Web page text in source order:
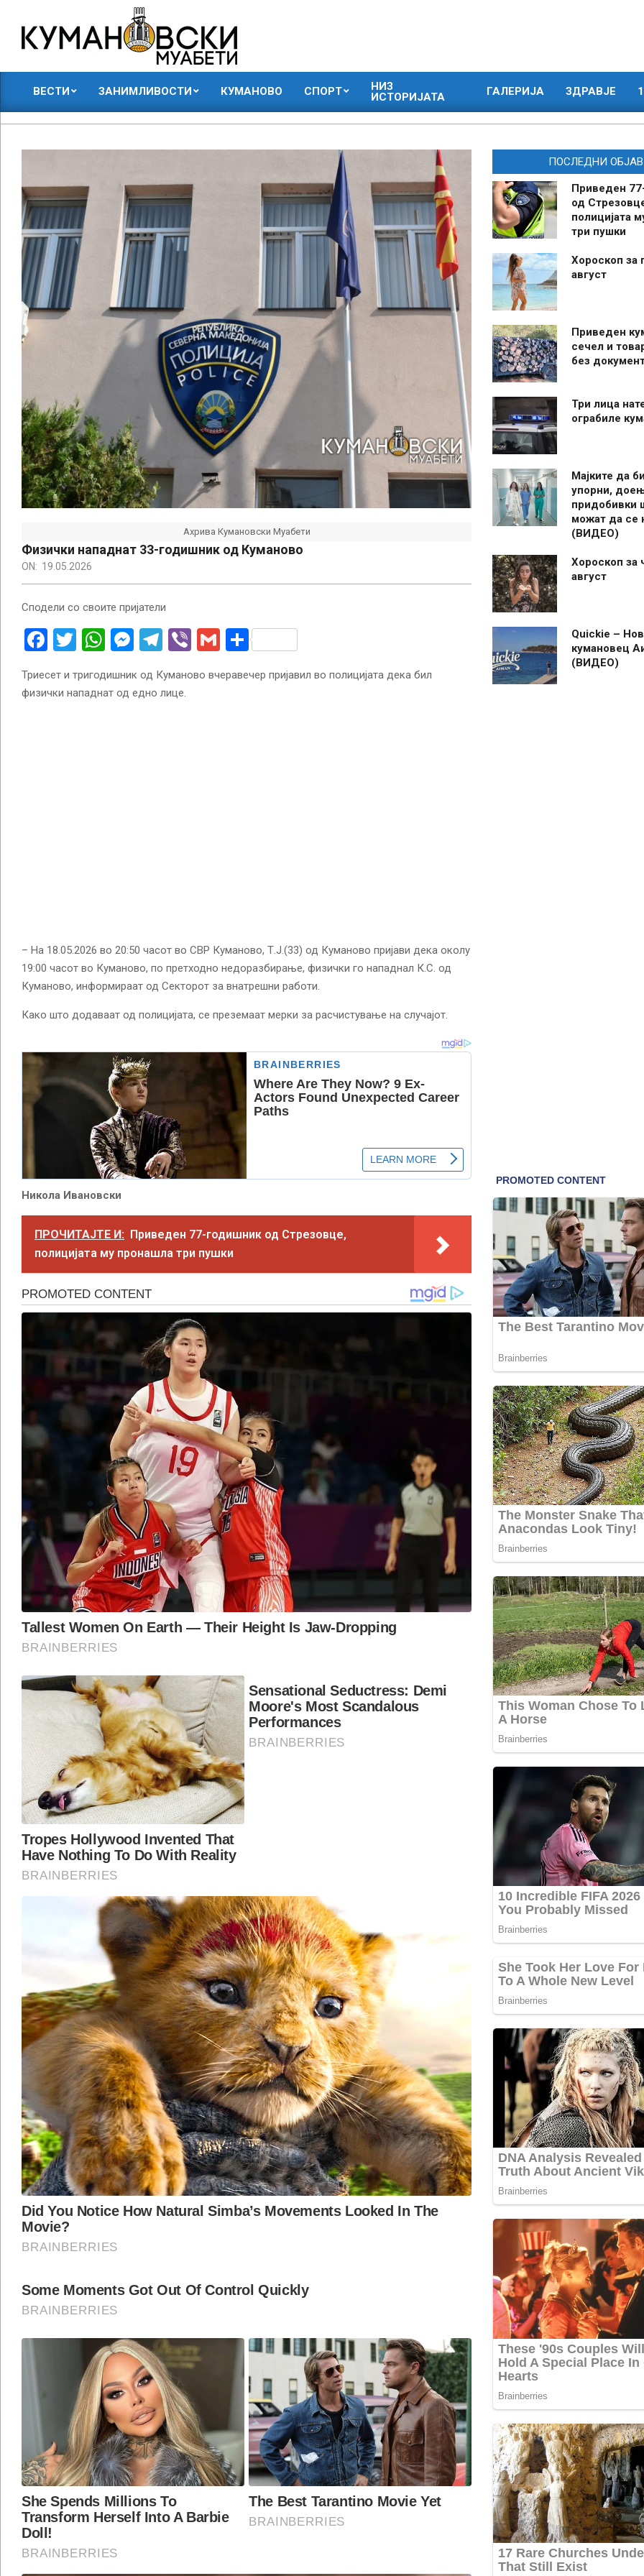
content
КУМАНОВСКИ
МУАБЕТИ
ВЕСТИ ЗАНИМЛИВОСТИ КУМАНОВО СПОРТ
НИЗ
ИСТОРИЈАТА
ГАЛЕРИЈА ЗДРАВЈЕ
Ахрива Кумановски Муабети
Физички нападнат 33-годишник од Куманово
ON: 19.05.2026
Сподели со своите пријатели
Facebook
Twitter
WhatsApp
Messenger
Telegram
ViberGmailShare
Триесет и тригодишник од Куманово вчеравечер пријавил во полицијата дека бил
физички нападнат од едно лице.
– На 18.05.2026 во 20:50 часот во СВР Куманово, Т.Ј.(33) од Куманово пријави дека околу
19:00 часот во Куманово, по претходно недоразбирање, физички го нападнал К.С. од
Куманово, информираат од Секторот за внатрешни работи.
Како што додаваат од полицијата, се преземаат мерки за расчистување на случајот.
Никола Ивановски
ПРОЧИТАЈТЕ И: Приведен 77-годишник од Стрезовце,
полицијата му пронашла три пушки
ПОСЛЕДНИ
Приведен
од
полицијата
три пушки
Хороскоп за
август
Приведен
сечел и
без
Три лица
ограбиле
Мајките да
упорни,
придобивки
можат да се
(ВИДЕО)
Хороскоп за
август
Quickie –
кумановец
(ВИДЕО)